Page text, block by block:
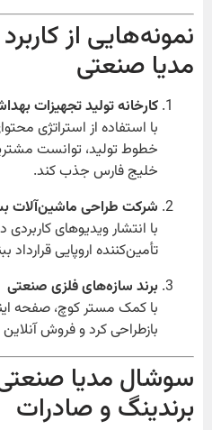
نمونه‌هایی از
مدیا صنعتی
کارخانه تولید تجهیزات
با استفاده از استراتژی
خطوط تولید، توانست
خلیج فارس جذب کند.
شرکت طراحی ماشین‌آلات
با انتشار ویدیوهای
تأمین‌کننده اروپایی قرارداد
برند سازه‌های فلزی صنعتی
با کمک مستر کوچ، صفحه
بازطراحی کرد و فروش آنلاین خود را ۳ برابر
سوشال مدیا
برندینگ و صادرات